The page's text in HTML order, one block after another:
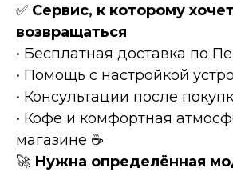
✅ Сервис, к которому
возвращаться
• Бесплатная доставка по
• Помощь с настройкой
• Консультации после
• Кофе и комфортная
магазине ☕
🚀 Нужна определённая